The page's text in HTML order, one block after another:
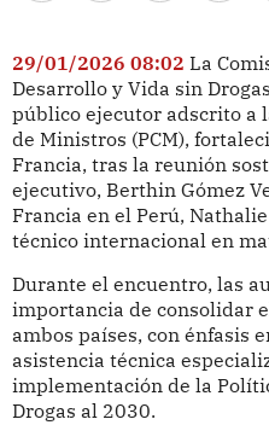
29/01/2026 08:02 La
Desarrollo y Vida sin
público ejecutor adscrito a
de Ministros (PCM),
Francia, tras la reunión
ejecutivo, Berthin Gómez
Francia en el Perú,
técnico internacional en
Durante el encuentro, las
importancia de consolidar
ambos países, con énfasis
asistencia técnica
implementación de la
Drogas al 2030.